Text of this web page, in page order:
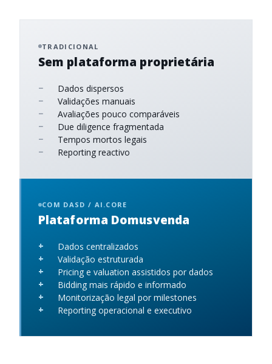
TRADICIONAL
Sem plataforma proprietária
Dados dispersos
Validações manuais
Avaliações pouco comparáveis
Due diligence fragmentada
Tempos mortos legais
Reporting reactivo
COM DASD / AI.CORE
Plataforma Domusvenda
Dados centralizados
Validação estruturada
Pricing e valuation assistidos por dados
Bidding mais rápido e informado
Monitorização legal por milestones
Reporting operacional e executivo